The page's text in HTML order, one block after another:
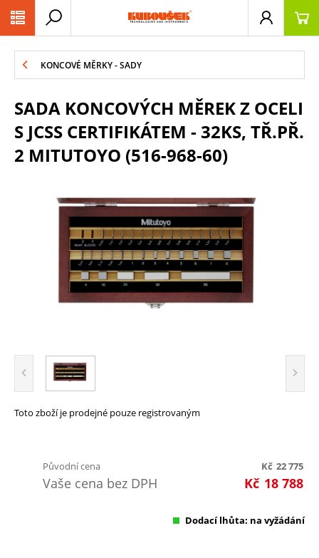
KONCOVÉ MĚRKY - SADY
SADA KONCOVÝCH MĚREK Z OCELI
S JCSS CERTIFIKÁTEM - 32KS, TŘ.PŘ.
2 MITUTOYO (516-968-60)
Toto zboží je prodejné pouze registrovaným
Původní cena 22 775
Kč
Vaše cena bez DPH 18 788
Kč
Dodací lhůta: na vyžádání